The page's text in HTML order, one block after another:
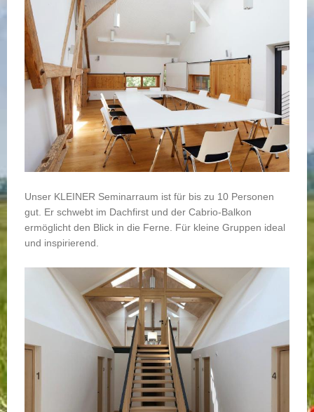
Unser KLEINER Seminarraum ist für bis zu 10 Personen
gut. Er schwebt im Dachfirst und der Cabrio-Balkon
ermöglicht den Blick in die Ferne. Für kleine Gruppen ideal
und inspirierend.